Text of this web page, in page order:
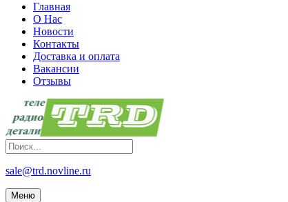
Главная
О Нас
Новости
Контакты
Доставка и оплата
Вакансии
Отзывы
sale@trd.novline.ru
Меню